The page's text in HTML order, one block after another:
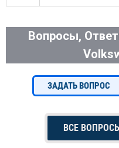
Вопросы,
ЗАДАТЬ ВОПРОС
ВСЕ